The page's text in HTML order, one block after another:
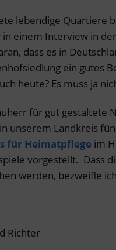
lebendige Quartiere
einem Interview in
dass es in
ein gutes
heute? Es muss ja
für gut gestaltete
unserem Landkreis
für Heimatpflege im
vorgestellt. Dass
werden, bezweifle
Richter